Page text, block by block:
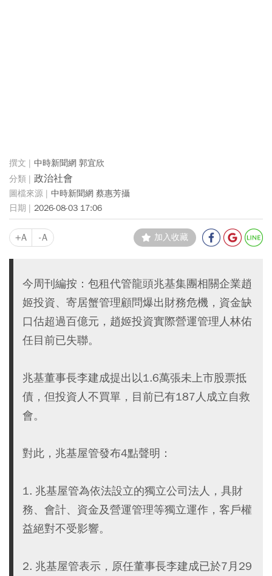
中時新聞網 郭宜欣
政治社會
中時新聞網 蔡惠芳攝
2026-08-03 17:06
+A -A 加入收藏
今周刊編按：包租代管龍頭兆基集團相關企業趙
姬投資、寄居蟹管理顧問爆出財務危機，資金缺
口估超過百億元，趙姬投資實際營運管理人林佑
任目前已失聯。
兆基董事長李建成提出以1.6萬張未上市股票抵
債，但投資人不買單，目前已有187人成立自救
會。
對此，兆基屋管發布4點聲明：
1. 兆基屋管為依法設立的獨立公司法人，具財
務、會計、資金及營運管理等獨立運作，客戶權
益絕對不受影響。
2. 兆基屋管表示，原任董事長李建成已於7月29